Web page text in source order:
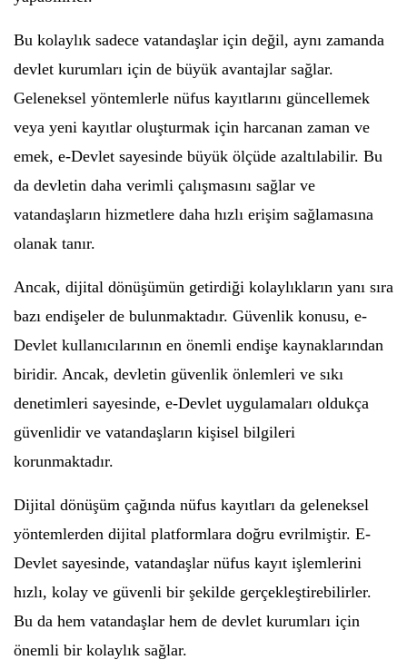
Bu kolaylık sadece vatandaşlar için değil, aynı zamanda
devlet kurumları için de büyük avantajlar sağlar.
Geleneksel yöntemlerle nüfus kayıtlarını güncellemek
veya yeni kayıtlar oluşturmak için harcanan zaman ve
emek, e-Devlet sayesinde büyük ölçüde azaltılabilir. Bu
da devletin daha verimli çalışmasını sağlar ve
vatandaşların hizmetlere daha hızlı erişim sağlamasına
olanak tanır.
Ancak, dijital dönüşümün getirdiği kolaylıkların yanı sıra
bazı endişeler de bulunmaktadır. Güvenlik konusu, e-
Devlet kullanıcılarının en önemli endişe kaynaklarından
biridir. Ancak, devletin güvenlik önlemleri ve sıkı
denetimleri sayesinde, e-Devlet uygulamaları oldukça
güvenlidir ve vatandaşların kişisel bilgileri
korunmaktadır.
Dijital dönüşüm çağında nüfus kayıtları da geleneksel
yöntemlerden dijital platformlara doğru evrilmiştir. E-
Devlet sayesinde, vatandaşlar nüfus kayıt işlemlerini
hızlı, kolay ve güvenli bir şekilde gerçekleştirebilirler.
Bu da hem vatandaşlar hem de devlet kurumları için
önemli bir kolaylık sağlar.